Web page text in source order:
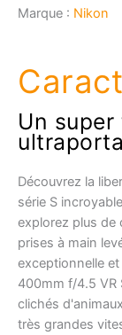
S
Marque : Nikon
Un
Découvrez la
série S
explorez plus de
prises à main
exceptionnelle
400mm f/4.5 VR
clichés
très grandes